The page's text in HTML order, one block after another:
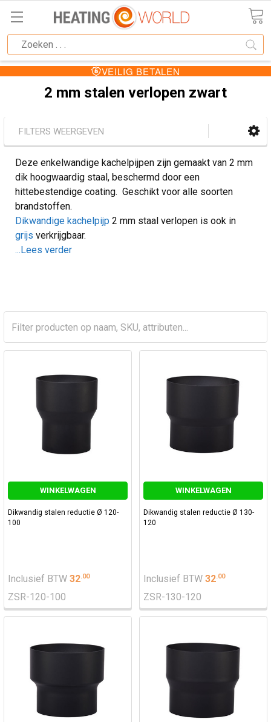
VEILIG BETALEN
2 mm stalen verlopen zwart
FILTERS WEERGEVEN
Deze enkelwandige kachelpijpen zijn gemaakt van 2 mm
dik hoogwaardig staal, beschermd door een
hittebestendige coating. Geschikt voor alle soorten
brandstoffen.
Dikwandige kachelpijp 2 mm staal verlopen is ook in
grijs verkrijgbaar.
...Lees verder
WINKELWAGEN
Dikwandig stalen reductie Ø 120-
100
Inclusief BTW 32.00
ZSR-120-100
WINKELWAGEN
Dikwandig stalen reductie Ø 130-
120
Inclusief BTW 32.00
ZSR-130-120